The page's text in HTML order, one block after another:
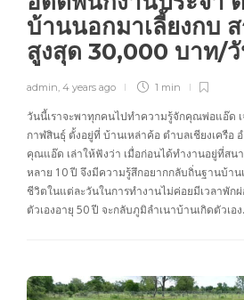
บ้านนอกมาเลี้ยงกบ ส
สูงสุด 30,000 บาท/
admin, 4 years ago 1 min
วันนี้เราจะพาทุกคนไปทำความรู้จักคุณพ่อแอ๊ด
กาฬสินธุ์ ตั้งอยู่ที่ บ้านเหล่าค้อ ตำบลเชียงเครือ
คุณแอ๊ด เล่าให้ฟังว่า เมื่อก่อนได้ทำงานอยู่ที่สน
หลาย 10 ปี จึงมีความรู้สึกอยากกลับถิ่นฐานบ้าน
ชีวิตในแต่ละวันในการทำงานไม่ค่อยมีเวลาพัก
ตัวเองอายุ 50 ปี จะกลับภูมิลำเนาบ้านเกิดตัวเอ